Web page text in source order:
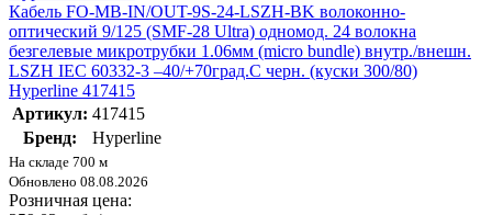
Кабель FO-MB-IN/OUT-9S-24-LSZH-BK волоконно-
оптический 9/125 (SMF-28 Ultra) одномод. 24 волокна
безгелевые микротрубки 1.06мм (micro bundle) внутр./внешн.
LSZH IEC 60332-3 –40/+70град.C черн. (куски 300/80)
Hyperline 417415
Артикул: 417415
Бренд:
Hyperline
На складе 700 м
Обновлено 08.08.2026
Розничная цена: